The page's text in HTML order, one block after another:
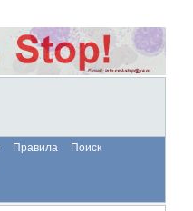
Правила
Поиск